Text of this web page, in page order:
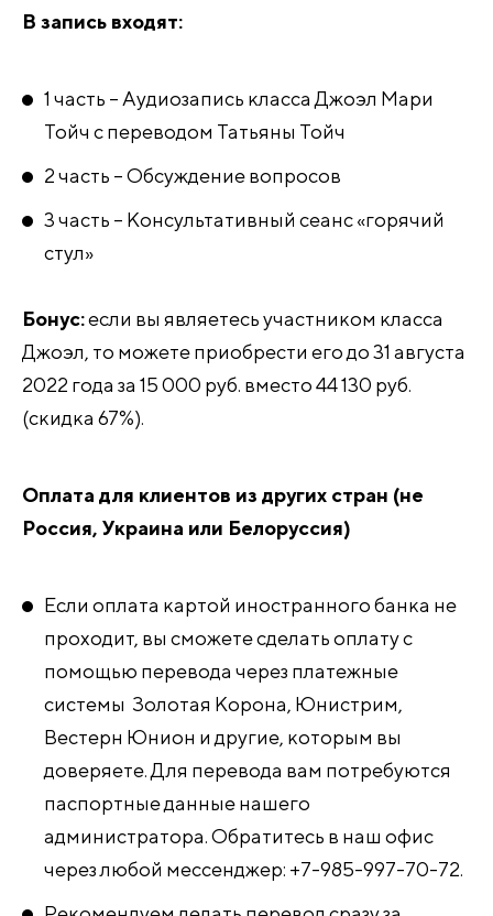
В запись входят:
1 часть – Аудиозапись класса Джоэл Мари
Тойч с переводом Татьяны Тойч
2 часть – Обсуждение вопросов
3 часть – Консультативный сеанс «горячий
стул»
Бонус:если вы являетесь участником класса
Джоэл, то можете приобрести его до 31 августа
2022 года за 15 000 руб. вместо 44 130 руб.
(скидка 67%).
Оплата для клиентов из других стран (не
Россия, Украина или Белоруссия)
Если оплата картой иностранного банка не
проходит, вы сможете сделать оплату с
помощью перевода через платежные
системы Золотая Корона, Юнистрим,
Вестерн Юнион и другие, которым вы
доверяете. Для перевода вам потребуются
паспортные данные нашего
администратора. Обратитесь в наш офис
через любой мессенджер: +7-985-997-70-72.